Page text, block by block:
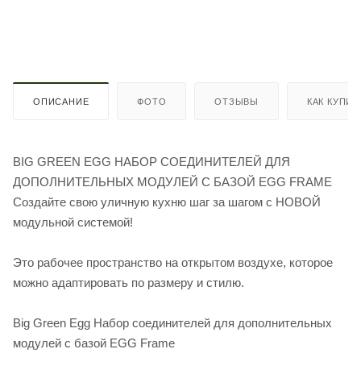
ОПИСАНИЕ ФОТО ОТЗЫВЫ КАК
BIG GREEN EGG НАБОР СОЕДИНИТЕЛЕЙ ДЛЯ
ДОПОЛНИТЕЛЬНЫХ МОДУЛЕЙ С БАЗОЙ EGG FRAME
Создайте свою уличную кухню шаг за шагом с НОВОЙ
модульной системой!
Это рабочее пространство на открытом воздухе, которое
можно адаптировать по размеру и стилю.
Big Green Egg Набор соединителей для дополнительных
модулей с базой EGG Frame